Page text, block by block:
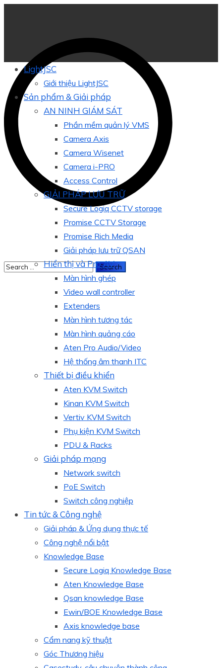
LightJSC
Giới thiệu LightJSC
Sản phẩm & Giải pháp
AN NINH GIÁM SÁT
Phần mềm quản lý VMS
Camera Axis
Camera Wisenet
Camera i-PRO
Access Control
GIẢI PHÁP LƯU TRỮ
Secure Logiq CCTV storage
Promise CCTV Storage
Promise Rich Media
Giải pháp lưu trữ QSAN
Hiển thị và Pro AV
Màn hình ghép
Video wall controller
Extenders
Màn hình tương tác
Màn hình quảng cáo
Aten Pro Audio/Video
Hệ thống âm thanh ITC
Thiết bị điều khiển
Aten KVM Switch
Kinan KVM Switch
Vertiv KVM Switch
Phụ kiện KVM Switch
PDU & Racks
Giải pháp mạng
Network switch
PoE Switch
Switch công nghiệp
Tin tức & Công nghệ
Giải pháp & Ứng dụng thực tế
Công nghệ nổi bật
Knowledge Base
Secure Logiq Knowledge Base
Aten Knowledge Base
Qsan knowledge Base
Ewin/BOE Knowledge Base
Axis knowledge base
Cẩm nang kỹ thuật
Góc Thương hiệu